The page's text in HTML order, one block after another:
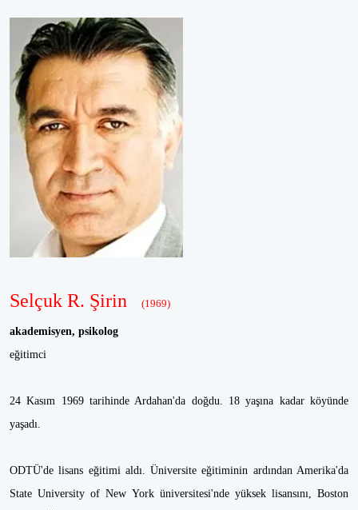
Selçuk R. Şirin (1969)
akademisyen, psikolog
eğitimci
24 Kasım 1969 tarihinde Ardahan'da doğdu. 18 yaşına kadar köyünde
yaşadı.
ODTÜ'de lisans eğitimi aldı. Üniversite eğitiminin ardından Amerika'da
State University of New York üniversitesi'nde yüksek lisansını, Boston